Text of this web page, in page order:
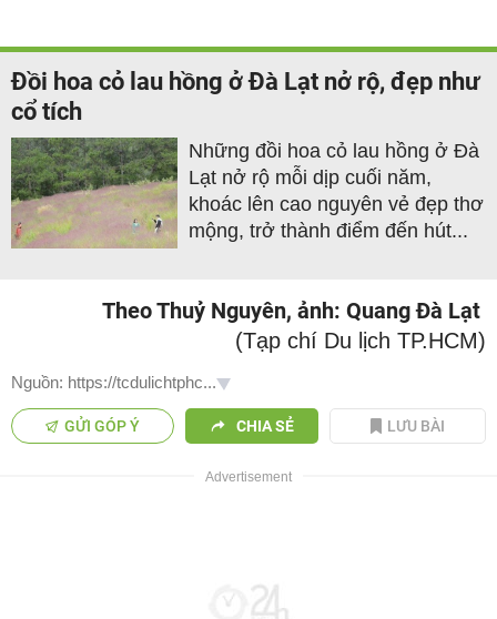
Đồi hoa cỏ lau hồng ở Đà Lạt nở rộ, đẹp như
cổ tích
Những đồi hoa cỏ lau hồng ở Đà
Lạt nở rộ mỗi dịp cuối năm,
khoác lên cao nguyên vẻ đẹp thơ
mộng, trở thành điểm đến hút...
Theo Thuỷ Nguyên, ảnh: Quang Đà Lạt
(Tạp chí Du lịch TP.HCM)
Nguồn: https://tcdulichtphc...
GỬI GÓP Ý CHIA SẺ LƯU BÀI